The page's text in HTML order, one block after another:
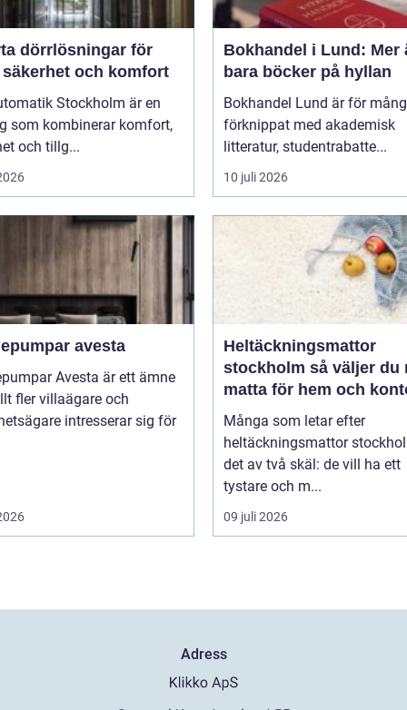
dörrlösningar för
och komfort
Stockholm är en
som kombinerar komfort,
och tillg...
Bokhandel i Lund: Mer
bara böcker på hyllan
Bokhandel Lund är för
förknippat med akademisk
litteratur, studentrabatte...
10 juli 2026
avesta
Avesta är ett ämne
fler villaägare och
intresserar sig för
Heltäckningsmattor
stockholm så väljer du rätt
matta för hem och
Många som letar efter
heltäckningsmattor
det av två skäl: de vill ha ett
tystare och m...
09 juli 2026
Adress